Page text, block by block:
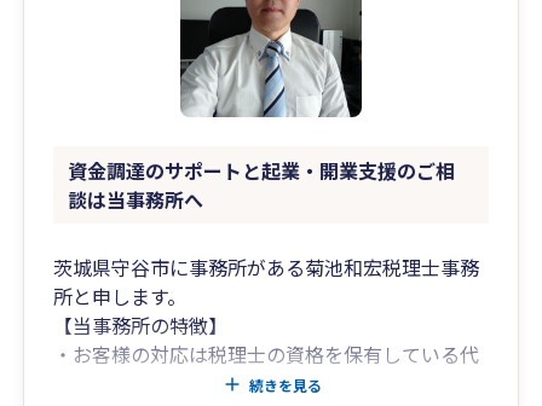
そういったイメージをなくし、明るく広めの事務
所ですが敷居の低いそこにいてほっとする場所つ
くりにこだわっています。
長の目の届く範囲が定められるため）
スタッフの電話対応もいつもお客様からおほめに
あずかっています。
モットーに他より一歩上のワンモアサービスを目
指しています。
行政書士資格も生かし、相続遺産分割協議、医療
法人設立、ものづくり補助金、事業再構築補助金
社労士資格を生かし厚生労働省関連の助成金も多
資金調達のサポートと起業・開業支援のご相
談は当事務所へ
茨城県守谷市に事務所がある菊池和宏税理士事務
所と申します。
【当事務所の特徴】
・お客様の対応は税理士の資格を保有している代
表の菊池がすべて行いますので担当者の変更はあ
続きを見る